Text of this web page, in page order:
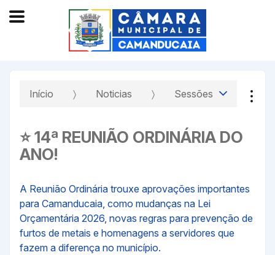
Início Noticias Sessões
⭐ 14ª REUNIÃO ORDINÁRIA DO
ANO!
A Reunião Ordinária trouxe aprovações importantes
para Camanducaia, como mudanças na Lei
Orçamentária 2026, novas regras para prevenção de
furtos de metais e homenagens a servidores que
fazem a diferença no município.